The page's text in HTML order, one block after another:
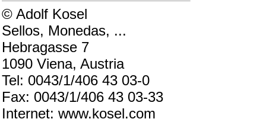
© Adolf Kosel
Sellos, Monedas, ...
Hebragasse 7
1090 Viena, Austria
Tel: 0043/1/406 43 03-0
Fax: 0043/1/406 43 03-33
Internet: www.kosel.com